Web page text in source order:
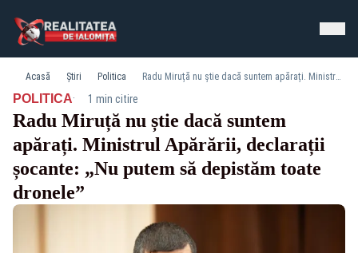
Acasă Știri Politica Radu Miruță nu știe dacă suntem apărați. Ministrul Apărării, declarații șocante: „Nu putem să depistăm toate dronele”
POLITICA· 1 min citire
Radu Miruță nu știe dacă suntem
apărați. Ministrul Apărării, declarații
șocante: „Nu putem să depistăm toate
dronele”